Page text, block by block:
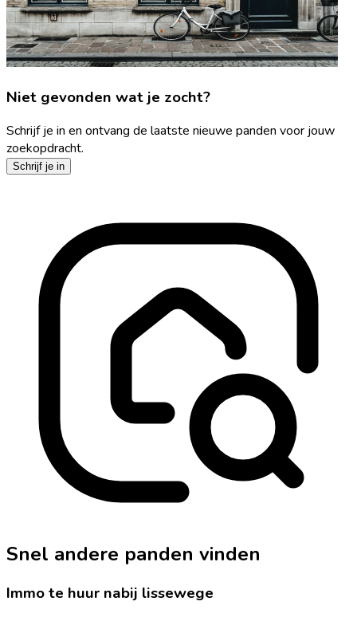
Niet gevonden wat je zocht?
Schrijf je in en ontvang de laatste nieuwe panden voor jouw
zoekopdracht.
Schrijf je in
Snel andere panden vinden
Immo te huur nabij lissewege